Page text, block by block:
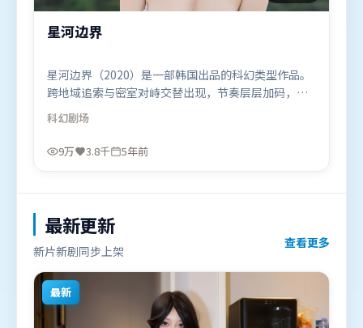
星河边界
星河边界（2020）是一部韩国出品的科幻类型作品。
跨地域追索与密室对峙交替出现，节奏层层加码，张
力持续上扬。摄影与美术共同营造出强烈地域气质，
增强沉浸感。由乌尔善执导，胡歌、谭卓、黄政民，
弗洛伦丝·皮尤、刘德华、周迅等联袂出演。影片于
科幻剧场
9万 3.8千 5年前
最新更新
新片新剧同步上架
查看更多
最新